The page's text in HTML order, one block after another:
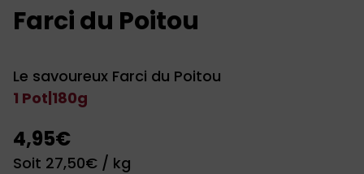
Farci du Poitou
Le savoureux Farci du Poitou
1 Pot|180g
4,95€
Soit 27,50€ / kg